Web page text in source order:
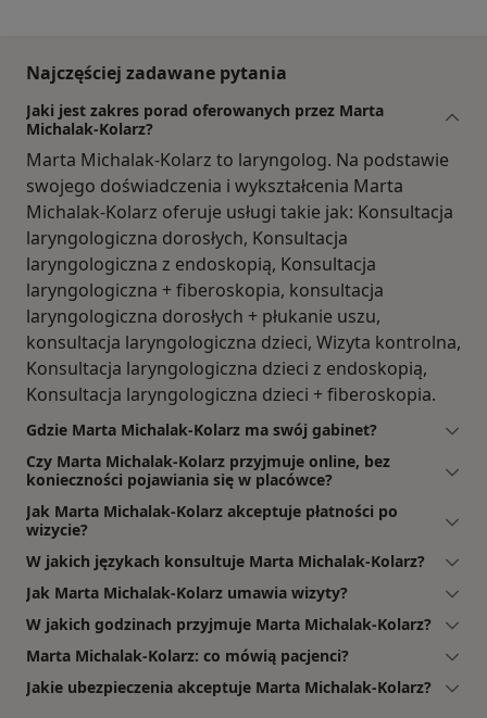
Najczęściej zadawane pytania
Jaki jest zakres porad oferowanych przez Marta
Michalak-Kolarz?
Marta Michalak-Kolarz to laryngolog. Na podstawie
swojego doświadczenia i wykształcenia Marta
Michalak-Kolarz oferuje usługi takie jak: Konsultacja
laryngologiczna dorosłych, Konsultacja
laryngologiczna z endoskopią, Konsultacja
laryngologiczna + fiberoskopia, konsultacja
laryngologiczna dorosłych + płukanie uszu,
konsultacja laryngologiczna dzieci, Wizyta kontrolna,
Konsultacja laryngologiczna dzieci z endoskopią,
Konsultacja laryngologiczna dzieci + fiberoskopia.
Gdzie Marta Michalak-Kolarz ma swój gabinet?
Czy Marta Michalak-Kolarz przyjmuje online, bez
konieczności pojawiania się w placówce?
Jak Marta Michalak-Kolarz akceptuje płatności po
wizycie?
W jakich językach konsultuje Marta Michalak-Kolarz?
Jak Marta Michalak-Kolarz umawia wizyty?
W jakich godzinach przyjmuje Marta Michalak-Kolarz?
Marta Michalak-Kolarz: co mówią pacjenci?
Jakie ubezpieczenia akceptuje Marta Michalak-Kolarz?